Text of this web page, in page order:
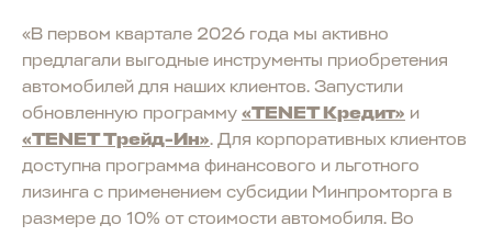
«В первом квартале 2026 года мы активно
предлагали выгодные инструменты приобретения
автомобилей для наших клиентов. Запустили
обновленную программу «TENET Кредит» и
«TENET Трейд-Ин». Для корпоративных клиентов
доступна программа финансового и льготного
лизинга с применением субсидии Минпромторга в
размере до 10% от стоимости автомобиля. Во